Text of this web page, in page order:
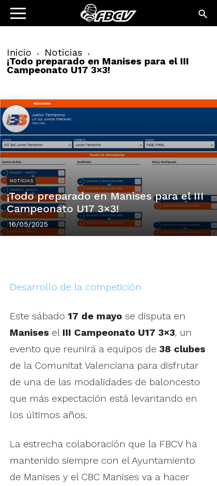
Inicio Noticias
¡Todo preparado en Manises para el III
Campeonato U17 3×3!
NOTICIAS
¡Todo preparado en Manises para el III
Campeonato U17 3×3!
16/05/2025
Desarrollo de la competición
Este sábado 17 de mayo se disputa en
Manises el III Campeonato U17 3×3, un
evento que reunirá a equipos de 38 clubes
de la Comunitat Valenciana para disfrutar
de una de las modalidades de baloncesto
que más expectación está levantando en
los últimos años.
La estrecha colaboración que la FBCV ha
mantenido siempre con el Ayuntamiento
de Manises y el CBC Manises va a hacer